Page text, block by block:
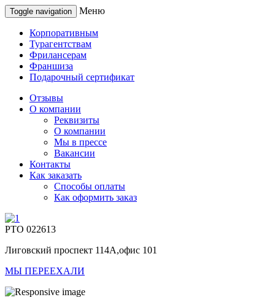
Toggle navigation Меню
Корпоративным
Турагентствам
Фрилансерам
Франшиза
Подарочный сертификат
Отзывы
О компании
Реквизиты
О компании
Мы в прессе
Вакансии
Контакты
Как заказать
Способы оплаты
Как оформить заказ
РТО 022613
Лиговский проспект 114А,офис 101
МЫ ПЕРЕЕХАЛИ